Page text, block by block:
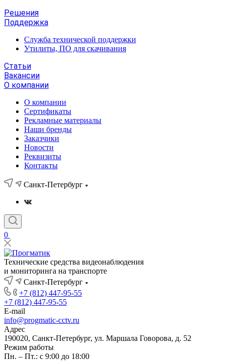
Решения
Поддержка
Служба технической поддержки
Утилиты, ПО для скачивания
Статьи
Вакансии
О компании
О компании
Сертификаты
Рекламные материалы
Наши бренды
Заказчики
Новости
Реквизиты
Контакты
Санкт-Петербург
0
Технические средства видеонаблюдения
и мониторинга на транспорте
Санкт-Петербург
+7 (812) 447-95-55
+7 (812) 447-95-55
E-mail
info@progmatic-cctv.ru
Адрес
190020, Санкт-Петербург, ул. Маршала Говорова, д. 52
Режим работы
Пн. – Пт.: с 9:00 до 18:00